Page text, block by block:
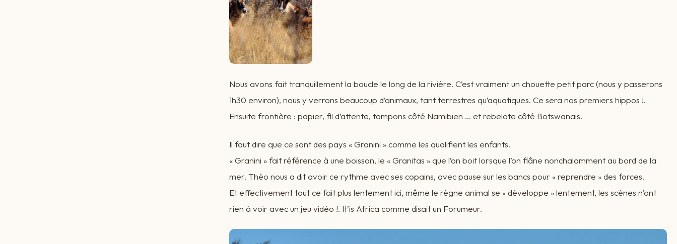
Nous avons fait tranquillement la boucle le long de la rivière. C’est vraiment un chouette petit parc (nous y passerons
1h30 environ), nous y verrons beaucoup d’animaux, tant terrestres qu’aquatiques. Ce sera nos premiers hippos !.
Ensuite frontière : papier, fil d’attente, tampons côté Namibien … et rebelote côté Botswanais.
Il faut dire que ce sont des pays « Granini » comme les qualifient les enfants.
« Granini » fait référence à une boisson, le « Granitas » que l’on boit lorsque l’on flâne nonchalamment au bord de la
mer. Théo nous a dit avoir ce rythme avec ses copains, avec pause sur les bancs pour « reprendre » des forces.
Et effectivement tout ce fait plus lentement ici, même le règne animal se « développe » lentement, les scènes n’ont
rien à voir avec un jeu vidéo !. It’is Africa comme disait un Forumeur.